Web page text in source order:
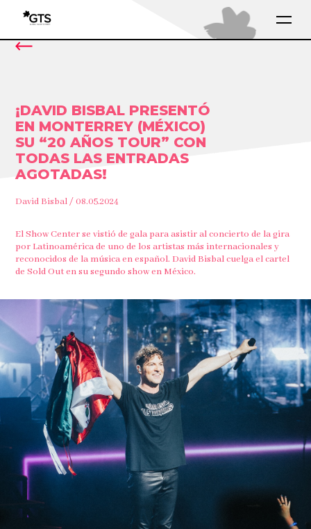
¡DAVID BISBAL PRESENTÓ
EN MONTERREY (MÉXICO)
SU “20 AÑOS TOUR” CON
TODAS LAS ENTRADAS
AGOTADAS!
David Bisbal / 08.05.2024
El Show Center se vistió de gala para asistir al concierto de la gira
por Latinoamérica de uno de los artistas más internacionales y
reconocidos de la música en español. David Bisbal cuelga el cartel
de Sold Out en su segundo show en México.